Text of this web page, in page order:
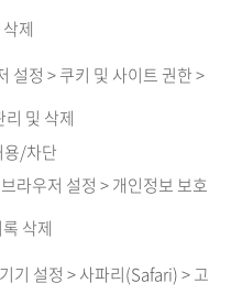
제
설정 > 쿠키 및 사이트 권한 >
및 삭제
/차단
라우저 설정 > 개인정보 보호
삭제
기 설정 > 사파리(Safari) > 고